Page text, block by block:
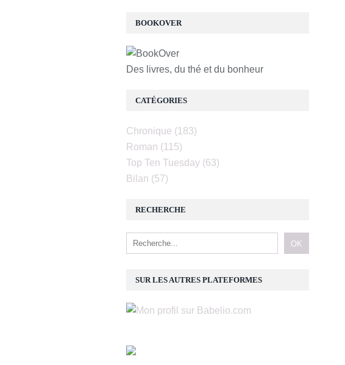
RECHERCHE
BOOKOVER
Des livres, du thé et du bonheur
CATÉGORIES
Chronique (183)
Roman (115)
Top Ten Tuesday (63)
Bilan (57)
SUR LES AUTRES PLATEFORMES